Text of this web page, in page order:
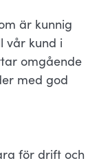
är kunnig
vår kund i
omgående
med god
för drift och